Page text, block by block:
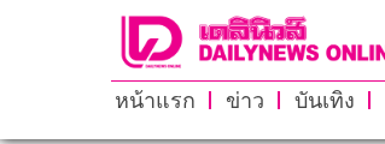
หน้าแรก ข่าว บันเทิง